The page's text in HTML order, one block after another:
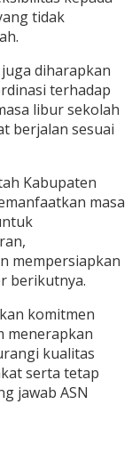
tidak
diharapkan
terhadap
libur sekolah
berjalan sesuai
Kabupaten
masa
mempersiapkan
berikutnya.
komitmen
menerapkan
kualitas
serta tetap
jawab ASN